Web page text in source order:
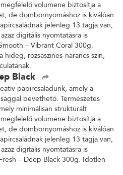
volumene biztosítja a
de dombornyomáshoz is kiválóan
jelenleg 13 tagja van,
digitális nyomtatásra is
– Vibrant Coral 300g.
rózsaszínes-narancs szín,
Black
papírcsaládunk, amely a
bevethető. Természetes
minimálisan strukturált
volumene biztosítja a
de dombornyomáshoz is kiválóan
jelenleg 13 tagja van,
digitális nyomtatásra is
– Deep Black 300g. Időtlen